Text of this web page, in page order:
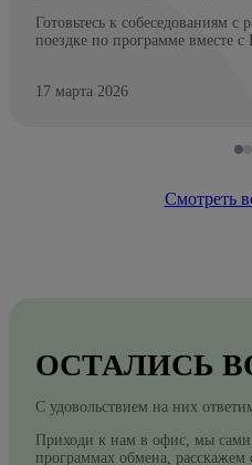
Готовьтесь к собеседованиям
поездке по программе вместе с
17 марта 2026
Смотреть
ОСТАЛИСЬ
С удовольствием на них
Приходи к нам в офис, мы сами
программах обмена,